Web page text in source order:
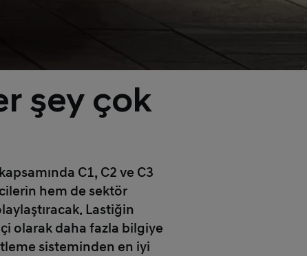
şey çok
C1, C2 ve C3
hem de sektör
Lastiğin
olarak daha fazla bilgiye
sisteminden en iyi